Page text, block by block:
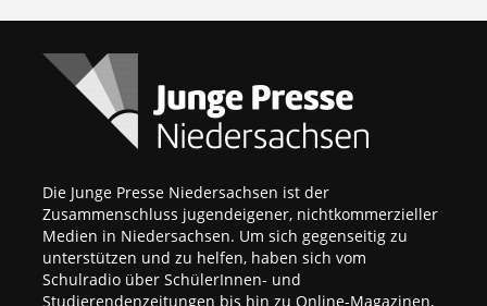
Die Junge Presse Niedersachsen ist der
Zusammenschluss jugendeigener, nichtkommerzieller
Medien in Niedersachsen. Um sich gegenseitig zu
unterstützen und zu helfen, haben sich vom
Schulradio über SchülerInnen- und
Studierendenzeitungen bis hin zu Online-Magazinen,